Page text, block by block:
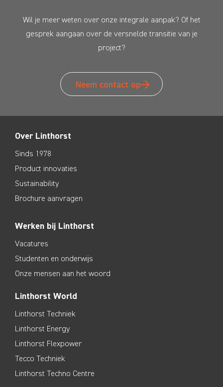
Wil je meer weten over onze integrale aanpak? Of het
gesprek aangaan over de versnelde transitie van je
project?
Neem contact op
Over Linthorst
Sinds 1978
Product innovaties
Sustainability
Brochure aanvragen
Werken bij Linthorst
Vacatures
Studenten en onderwijs
Onze mensen aan het woord
Linthorst World
Linthorst Techniek
Linthorst Energy
Linthorst Flexpower
Tecco Techniek
Linthorst Techno Centre